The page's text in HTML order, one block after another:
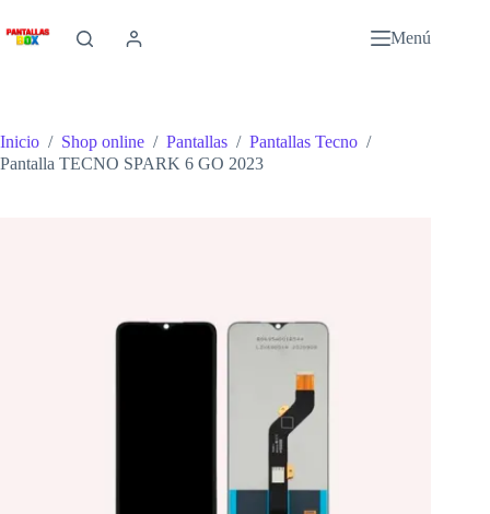
al
contenido
Menú
Inicio / Shop online / Pantallas / Pantallas Tecno /
Pantalla TECNO SPARK 6 GO 2023